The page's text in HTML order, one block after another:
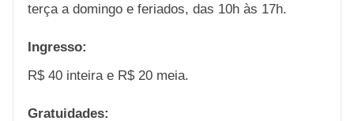
terça a domingo e feriados, das 10h às 17h.
Ingresso:
R$ 40 inteira e R$ 20 meia.
Gratuidades: